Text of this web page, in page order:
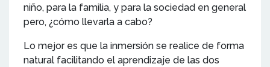
niño, para la familia, y para la sociedad en general
pero, ¿cómo llevarla a cabo?
Lo mejor es que la inmersión se realice de forma
natural facilitando el aprendizaje de las dos